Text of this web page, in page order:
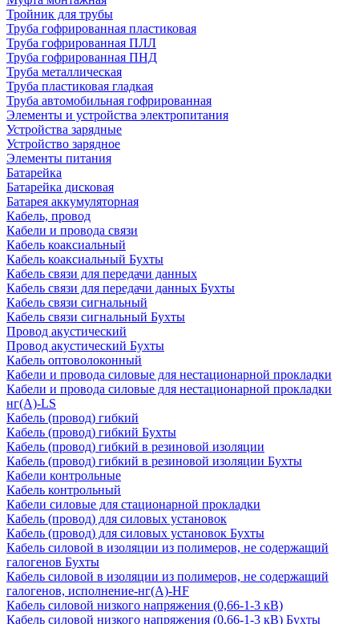
Тройник для трубы
Труба гофрированная пластиковая
Труба гофрированная ПЛЛ
Труба гофрированная ПНД
Труба металлическая
Труба пластиковая гладкая
Труба автомобильная гофрированная
Элементы и устройства электропитания
Устройства зарядные
Устройство зарядное
Элементы питания
Батарейка
Батарейка дисковая
Батарея аккумуляторная
Кабель, провод
Кабели и провода связи
Кабель коаксиальный
Кабель коаксиальный Бухты
Кабель связи для передачи данных
Кабель связи для передачи данных Бухты
Кабель связи сигнальный
Кабель связи сигнальный Бухты
Провод акустический
Провод акустический Бухты
Кабель оптоволоконный
Кабели и провода силовые для нестационарной прокладки
Кабели и провода силовые для нестационарной прокладки
нг(А)-LS
Кабель (провод) гибкий
Кабель (провод) гибкий Бухты
Кабель (провод) гибкий в резиновой изоляции
Кабель (провод) гибкий в резиновой изоляции Бухты
Кабели контрольные
Кабель контрольный
Кабели силовые для стационарной прокладки
Кабель (провод) для силовых установок
Кабель (провод) для силовых установок Бухты
Кабель силовой в изоляции из полимеров, не содержащий
галогенов Бухты
Кабель силовой в изоляции из полимеров, не содержащий
галогенов, исполнение-нг(А)-HF
Кабель силовой низкого напряжения (0,66-1-3 кВ)
Кабель силовой низкого напряжения (0,66-1-3 кВ) Бухты